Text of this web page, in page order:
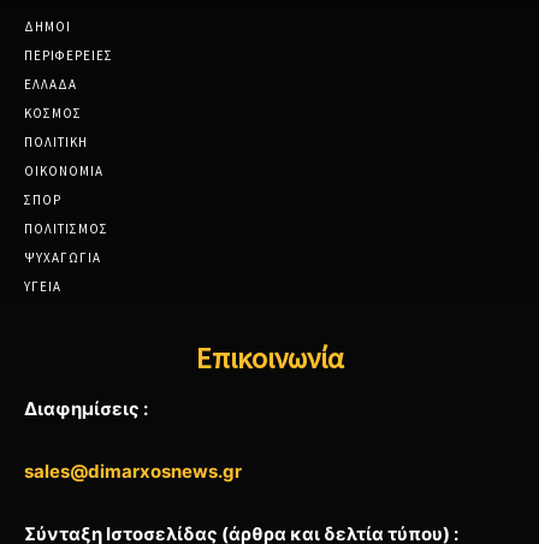
ΔΗΜΟΙ
ΠΕΡΙΦΕΡΕΙΕΣ
ΕΛΛΑΔΑ
ΚΟΣΜΟΣ
ΠΟΛΙΤΙΚΗ
ΟΙΚΟΝΟΜΙΑ
ΣΠΟΡ
ΠΟΛΙΤΙΣΜΟΣ
ΨΥΧΑΓΩΓΙΑ
ΥΓΕΙΑ
Επικοινωνία
Διαφημίσεις :
sales@dimarxosnews.gr
Σύνταξη Ιστοσελίδας (άρθρα και δελτία τύπου) :